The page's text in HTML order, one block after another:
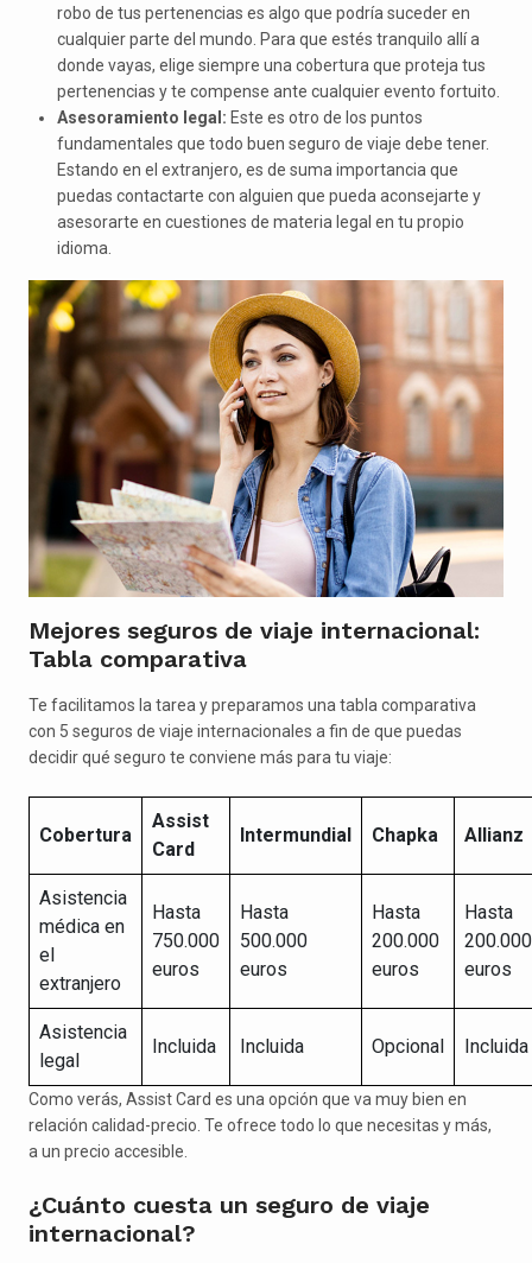
robo de tus pertenencias es algo que podría suceder en
cualquier parte del mundo. Para que estés tranquilo allí a
donde vayas, elige siempre una cobertura que proteja tus
pertenencias y te compense ante cualquier evento fortuito.
Asesoramiento legal: Este es otro de los puntos
fundamentales que todo buen seguro de viaje debe tener.
Estando en el extranjero, es de suma importancia que
puedas contactarte con alguien que pueda aconsejarte y
asesorarte en cuestiones de materia legal en tu propio
idioma.
Mejores seguros de viaje internacional:
Tabla comparativa
Te facilitamos la tarea y preparamos una tabla comparativa
con 5 seguros de viaje internacionales a fin de que puedas
decidir qué seguro te conviene más para tu viaje:
Cobertura
Assist
Card
Intermundial Chapka Allianz
Asistencia
médica en
el
extranjero
Hasta
750.000
euros
Hasta
500.000
euros
Hasta
200.000
euros
Hasta
200.000
euros
Asistencia
legal
Incluida Incluida Opcional Incluida
Como verás, Assist Card es una opción que va muy bien en
relación calidad-precio. Te ofrece todo lo que necesitas y más,
a un precio accesible.
¿Cuánto cuesta un seguro de viaje
internacional?